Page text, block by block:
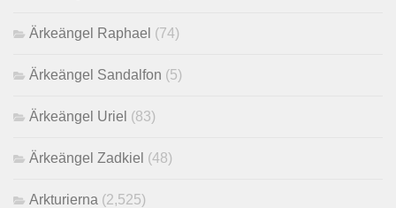
Ärkeängel Raphael (74)
Ärkeängel Sandalfon (5)
Ärkeängel Uriel (83)
Ärkeängel Zadkiel (48)
Arkturierna (2,525)